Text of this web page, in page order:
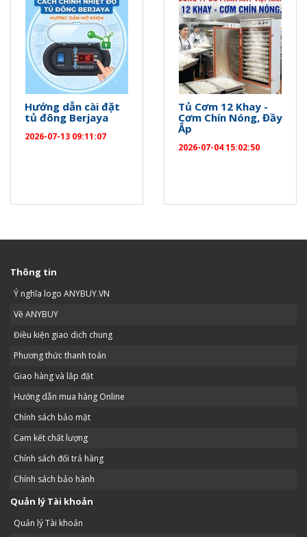
Hướng dẫn cài đặt
tủ đông Berjaya
2026-07-13 09:11:07
Tủ Cơm 12 Khay -
Cơm Chín Nóng, Đầy
Ắp
2026-07-04 15:02:50
Thông tin
Ý nghĩa logo ANYBUY.VN
Về ANYBUY
Điều kiện giao dịch chung
Phương thức thanh toán
Giao hàng và lắp đặt
Hướng dẫn mua hàng Online
Chính sách bảo mật
Cam kết chất lượng
Chính sách đổi trả hàng
Chính sách bảo hành
Quản lý Tài khoản
Quản lý Tài khoản